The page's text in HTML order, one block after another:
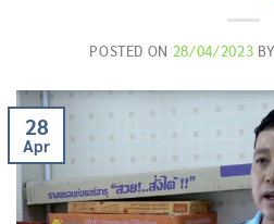
POSTED ON 28/04/2023
28
Apr